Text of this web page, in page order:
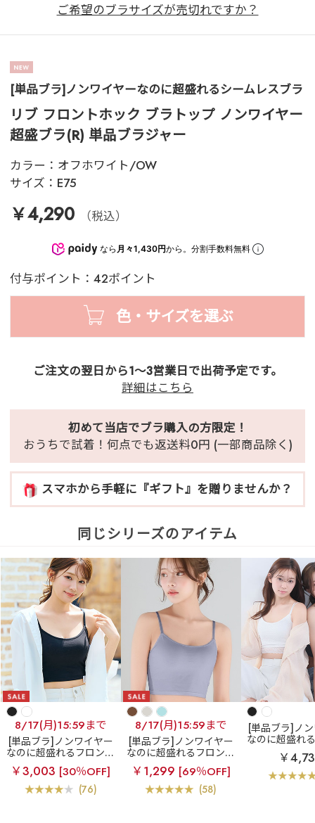
ご希望のブラサイズが売切れですか？
[単品ブラ]ノンワイヤーなのに超盛れるシームレスブラ
リブ フロントホック ブラトップ ノンワイヤー
超盛ブラ(R) 単品ブラジャー
カラー： オフホワイト/OW
サイズ： E75
￥4,290 （税込）
なら 月々1,430円から。分割手数料無料
付与ポイント：42ポイント
色・サイズを選ぶ
ご注文の翌日から1～3営業日で出荷予定です。
詳細はこちら
初めて当店でブラ購入の方限定！
おうちで試着！何点でも返送料0円 (一部商品除く)
スマホから手軽に『ギフト』を贈りませんか？
同じシリーズのアイテム
8/17(月)15:59まで
[単品ブラ]ノンワイヤー
なのに超盛れるフロント
ホックブラ
フロントホ
ック ブラトップ ノンワ
イヤー 超盛ブラ(R) 単品
ブラジャー
￥3,003 [30％OFF]
(76)
8/17(月)15:59まで
[単品ブラ]ノンワイヤー
なのに超盛れるフロント
ホックブラ
フロントホ
ック ブラトップ ノンワ
イヤー 超盛ブラ(R) 単品
ブラジャー
￥1,299 [69％OFF]
(58)
[単品ブラ]ノ
なのに超盛れ
ホックブラ
ントホック
ノンワイヤ
(R) 単品ブ
￥